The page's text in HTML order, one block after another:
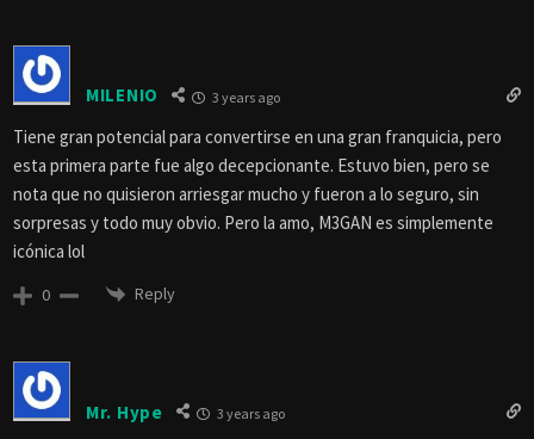
MILENIO 3 years ago
Tiene gran potencial para convertirse en una gran franquicia, pero
esta primera parte fue algo decepcionante. Estuvo bien, pero se
nota que no quisieron arriesgar mucho y fueron a lo seguro, sin
sorpresas y todo muy obvio. Pero la amo, M3GAN es simplemente
icónica lol
0 Reply
Mr. Hype 3 years ago